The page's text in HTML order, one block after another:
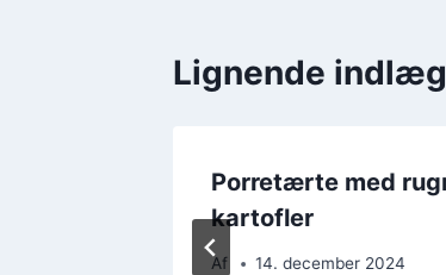
Lignende indlæg
Porretærte med
kartofler
Af 14. december 2024